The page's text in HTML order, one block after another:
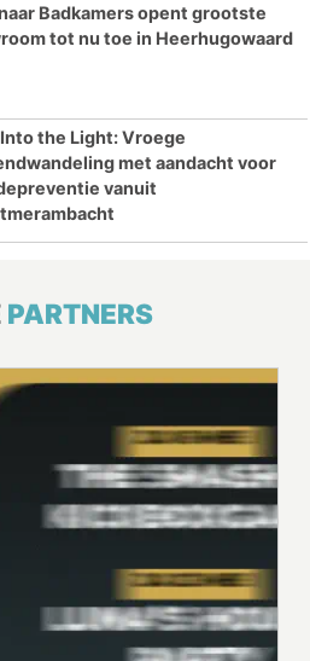
Badkamers opent grootste
tot nu toe in Heerhugowaard
the Light: Vroege
met aandacht voor
vanuit
PARTNERS